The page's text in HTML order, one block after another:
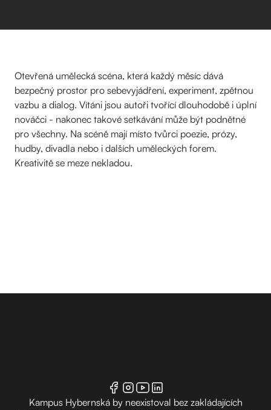
Otevřená umělecká scéna, která každý měsíc dává
bezpečný prostor pro sebevyjádření, experiment, zpětnou
vazbu a dialog. Vítáni jsou autoři tvořící dlouhodobě i úplní
nováčci - nakonec takové setkávání může být podnětné
pro všechny. Na scéně mají místo tvůrci poezie, prózy,
hudby, divadla nebo i dalších uměleckých forem.
Kreativitě se meze nekladou.
Kampus Hybernská by neexistoval bez zakládajících